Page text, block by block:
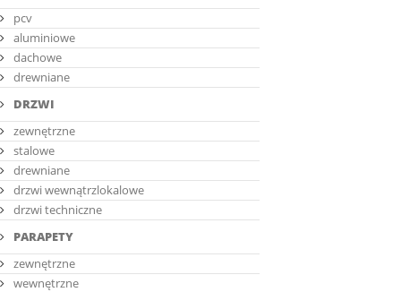
pcv
aluminiowe
dachowe
drewniane
DRZWI
zewnętrzne
stalowe
drewniane
drzwi wewnątrzlokalowe
drzwi techniczne
PARAPETY
zewnętrzne
wewnętrzne